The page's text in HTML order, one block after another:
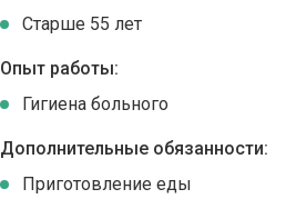
Cтарше 55 лет
Опыт работы:
Гигиена больного
Дополнительные обязанности:
Приготовление еды